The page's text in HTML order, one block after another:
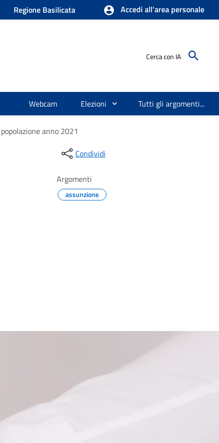
Regione Basilicata Accedi all'area personale
Cerca con IA
Webcam Elezioni Tutti gli argomenti...
anno 2021
Condividi
Argomenti
assunzione